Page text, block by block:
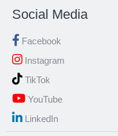
Social Media
Facebook
Instagram
TikTok
YouTube
LinkedIn